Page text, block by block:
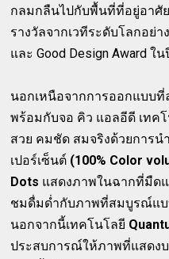
กลมกลืนไปกับพื้นที่ที่อยู่อาศั
รางวัลจากเวทีระดับโลกอย่า
และ Good Design Award ใน
นอกเหนือจากการออกแบบที่
พร้อมกับจอ คิว แอลอีดี เทค
สวย คมชัด สมจริงด้วยการน
เปอร์เซ็นต์ (100% Color
Dots แสดงภาพในฉากที่มืด
ชมดื่มด่ำกับภาพที่สมบูรณ์แ
นอกจากนี้เทคโนโลยี
ประสบการณ์ให้ภาพที่แสดง